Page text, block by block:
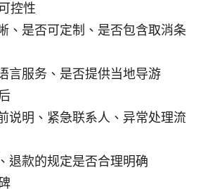
控性
、是否可定制、是否包含取消条
言服务、是否提供当地导游
说明、紧急联系人、异常处理流
退款的规定是否合理明确